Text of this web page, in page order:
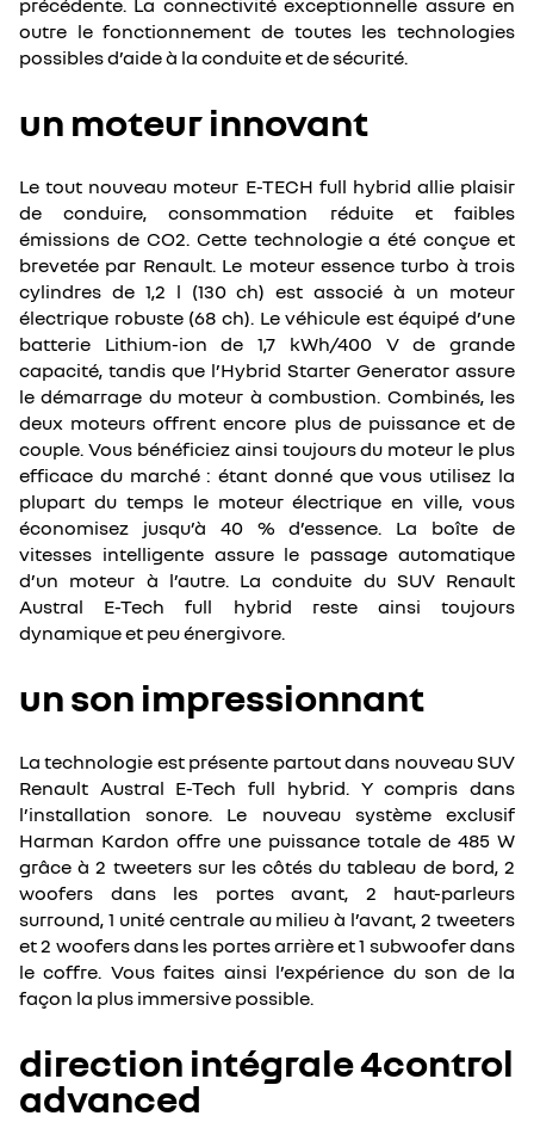
précédente. La connectivité exceptionnelle assure en
outre le fonctionnement de toutes les technologies
possibles d’aide à la conduite et de sécurité.
un moteur innovant
Le tout nouveau moteur E-TECH full hybrid allie plaisir
de conduire, consommation réduite et faibles
émissions de CO2. Cette technologie a été conçue et
brevetée par Renault. Le moteur essence turbo à trois
cylindres de 1,2 l (130 ch) est associé à un moteur
électrique robuste (68 ch). Le véhicule est équipé d’une
batterie Lithium-ion de 1,7 kWh/400 V de grande
capacité, tandis que l’Hybrid Starter Generator assure
le démarrage du moteur à combustion. Combinés, les
deux moteurs offrent encore plus de puissance et de
couple. Vous bénéficiez ainsi toujours du moteur le plus
efficace du marché : étant donné que vous utilisez la
plupart du temps le moteur électrique en ville, vous
économisez jusqu’à 40 % d’essence. La boîte de
vitesses intelligente assure le passage automatique
d’un moteur à l’autre. La conduite du SUV Renault
Austral E-Tech full hybrid reste ainsi toujours
dynamique et peu énergivore.
un son impressionnant
La technologie est présente partout dans nouveau SUV
Renault Austral E-Tech full hybrid. Y compris dans
l’installation sonore. Le nouveau système exclusif
Harman Kardon offre une puissance totale de 485 W
grâce à 2 tweeters sur les côtés du tableau de bord, 2
woofers dans les portes avant, 2 haut-parleurs
surround, 1 unité centrale au milieu à l’avant, 2 tweeters
et 2 woofers dans les portes arrière et 1 subwoofer dans
le coffre. Vous faites ainsi l’expérience du son de la
façon la plus immersive possible.
direction intégrale 4control
advanced